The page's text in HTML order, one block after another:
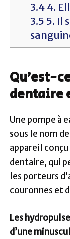
3.4 4.
3.5 5. Il
Qu’est-
dentaire
Une pompe à
sous le nom
appareil
dentaire, qui
les porteurs
couronnes et
Les
d’une